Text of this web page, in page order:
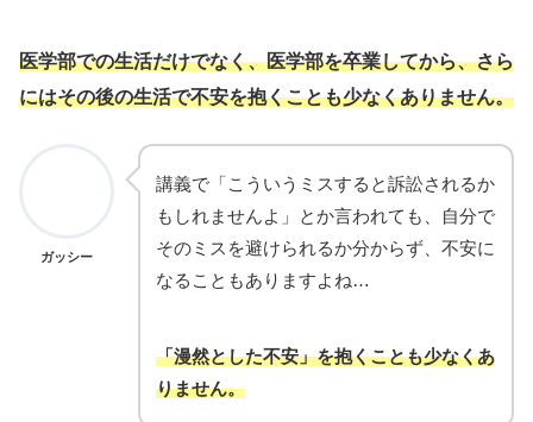
医学部での生活だけでなく、医学部を卒業してから、さら
にはその後の生活で不安を抱くことも少なくありません。
ガッシー
講義で「こういうミスすると訴訟されるか
もしれませんよ」とか言われても、自分で
そのミスを避けられるか分からず、不安に
なることもありますよね…
「漫然とした不安」を抱くことも少なくあ
りません。